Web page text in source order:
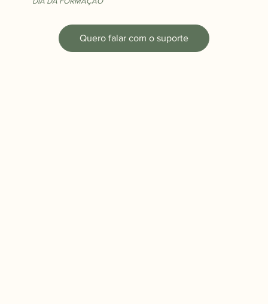
Quero falar com o suporte